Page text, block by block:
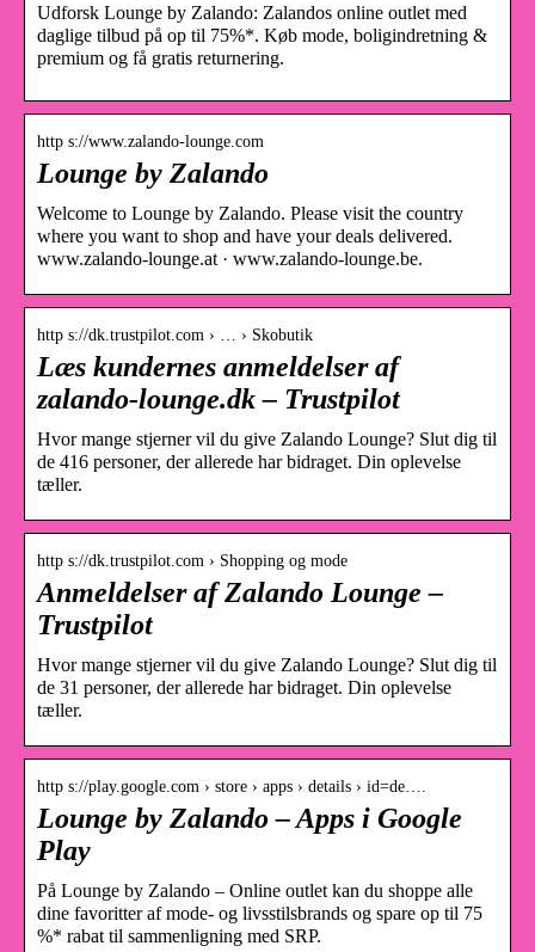
Udforsk Lounge by Zalando: Zalandos online outlet med
daglige tilbud på op til 75%*. Køb mode, boligindretning &
premium og få gratis returnering.
http s://www.zalando-lounge.com
Lounge by Zalando
Welcome to Lounge by Zalando. Please visit the country
where you want to shop and have your deals delivered.
www.zalando-lounge.at · www.zalando-lounge.be.
http s://dk.trustpilot.com › … › Skobutik
Læs kundernes anmeldelser af
zalando-lounge.dk – Trustpilot
Hvor mange stjerner vil du give Zalando Lounge? Slut dig til
de 416 personer, der allerede har bidraget. Din oplevelse
tæller.
http s://dk.trustpilot.com › Shopping og mode
Anmeldelser af Zalando Lounge –
Trustpilot
Hvor mange stjerner vil du give Zalando Lounge? Slut dig til
de 31 personer, der allerede har bidraget. Din oplevelse
tæller.
http s://play.google.com › store › apps › details › id=de….
Lounge by Zalando – Apps i Google
Play
På Lounge by Zalando – Online outlet kan du shoppe alle
dine favoritter af mode- og livsstilsbrands og spare op til 75
%* rabat til sammenligning med SRP.